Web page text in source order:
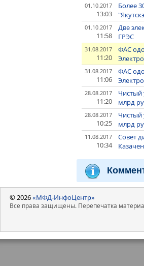
01.10.2017
13:03
Более
01.10.2017
11:58
Две
ГРЭС
31.08.2017
11:20
ФАС
31.08.2017
11:06
ФАС
28.08.2017
11:20
Чистый
млрд
28.08.2017
10:25
Чистый
млрд
11.08.2017
10:34
Совет
© 2026«МФД-ИнфоЦентр»
Все права защищены. Перепечатка